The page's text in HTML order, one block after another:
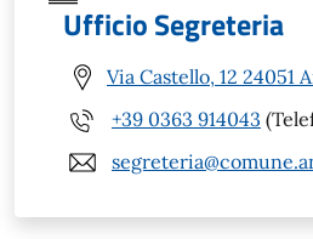
Ufficio Segreteria
Via Castello, 12 24051
+39 0363 914043